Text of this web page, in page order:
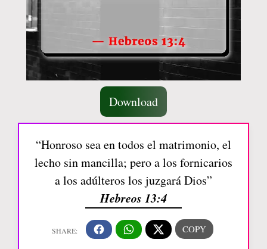
Download
“Honroso sea en todos el matrimonio, el
lecho sin mancilla; pero a los fornicarios
a los adúlteros los juzgará Dios”
Hebreos 13:4